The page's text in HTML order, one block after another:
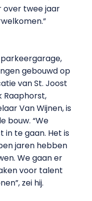
over twee jaar
gebouwd op
van St. Joost
Raaphorst,
Van Wijnen, is
bouw. “We
in te gaan. Het is
jaren hebben
We gaan er
voor talent
zei hij.